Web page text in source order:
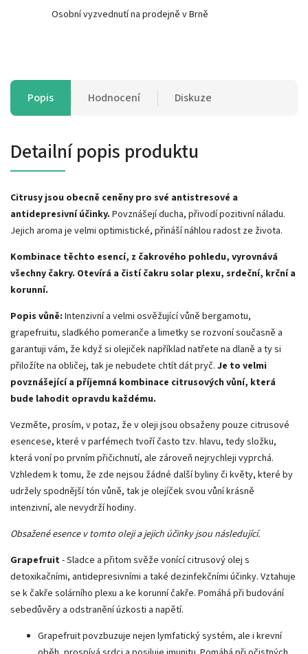
Osobní vyzvednutí na prodejně v Brně
Popis Hodnocení Diskuze
Detailní popis produktu
Citrusy jsou obecně ceněny pro své antistresové a
antidepresivní účinky. Povznášejí ducha, přivodí pozitivní náladu.
Jejich aroma je velmi optimistické, přináší náhlou radost ze života.
Kombinace těchto esencí, z čakrového pohledu, vyrovnává
všechny čakry. Otevírá a čistí čakru solar plexu, srdeční, krční a
korunní.
Popis vůně: Intenzivní a velmi osvěžující vůně bergamotu,
grapefruitu, sladkého pomeranče a limetky se rozvoní současně a
garantuji vám, že když si olejiček například natřete na dlaně a ty si
přiložíte na obličej, tak je nebudete chtít dát pryč. Je to velmi
povznášející a příjemná kombinace citrusových vůní, která
bude lahodit opravdu každému.
Vezměte, prosím, v potaz, že v oleji jsou obsaženy pouze citrusové
esencese, které v parfémech tvoří často tzv. hlavu, tedy složku,
která voní po prvním přičichnutí, ale zároveň nejrychleji vyprchá.
Vzhledem k tomu, že zde nejsou žádné další byliny či květy, které by
udržely spodnější tón vůně, tak je olejíček svou vůní krásně
intenzivní, ale nevydrží hodiny.
Obsažené esence v tomto oleji a jejich účinky jsou následující.
Grapefruit-Sladce a přitom svěže vonící citrusový olej s
detoxikačními, antidepresivními a také dezinfekčními účinky. Vztahuje
se k čakře solárního plexu a ke korunní čakře. Pomáhá při budování
sebedůvěry a odstranění úzkosti a napětí.
Grapefruit povzbuzuje nejen lymfatický systém, ale i krevní